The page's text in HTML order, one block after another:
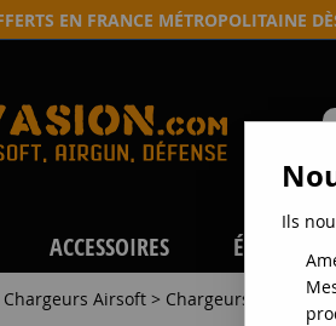
EN FRANCE MÉTROPOLITAINE
ACCESSOIRES
Chargeurs Airsoft > Chargeurs répliques
Ils